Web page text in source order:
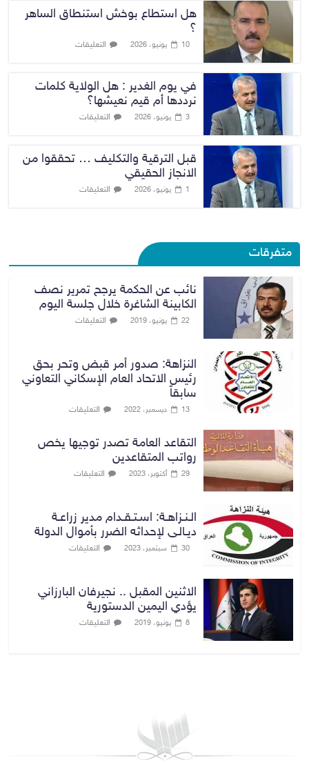
هل استطاع بوخش استنطاق الساهر
؟
10 يونيو، 2026 التعليقات
في يوم الغدير : هل الولاية كلمات
نرددها أم قيم نعيشها؟
3 يونيو، 2026 التعليقات
قبل الترقية والتكليف … تحققوا من
الانجاز الحقيقي
1 يونيو، 2026 التعليقات
متفرقات
نائب عن الحكمة يرجح تمرير نصف
الكابينة الشاغرة خلال جلسة اليوم
22 يونيو، 2019 التعليقات
النزاهة: صدور أمر قبض وتحر بحق
رئيس الاتحاد العام الإسكاني التعاوني
سابقاً
13 ديسمبر، 2022 التعليقات
التقاعد العامة تصدر توجيها يخص
رواتب المتقاعدين
29 أكتوبر، 2023 التعليقات
الـنـزاهـة: اسـتـقـدام مدير زراعـة
ديـالـى لإحداثه الضرر بأموال الدولة
30 سبتمبر، 2023 التعليقات
الاثنين المقبل .. نجيرفان البارزاني
يؤدي اليمين الدستورية
8 يونيو، 2019 التعليقات